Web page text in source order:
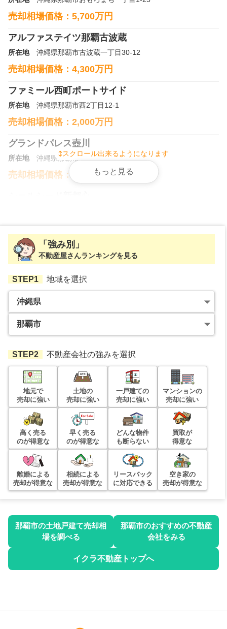
株式会社センターマウンテン
万円
ディアコート識名
株式会社TOKINO
4,400
Fステージ奥武山公園
専有面積:83
3,500万円
アルファステイツ那覇古波蔵
4,100万円
階数:9階 専有面積: ㎡
株式会社TOKINO
700 万円 2025年1月
寄宮市街地分譲住宅
階数:4階 専有面積:54㎡
ピタットハウス宜野湾店 大鏡建設株式会社
4,500万円
売却相場価格： 5,700万円
アルファステイツ那覇古波蔵
所在地 沖縄県那覇市古波蔵一丁目30-12
売却相場価格： 4,300万円
ファミール西町ポートサイド
所在地 沖縄県那覇市西2丁目12-1
売却相場価格： 2,000万円
グランドパレス壺川
所在地 沖縄県那覇市壺川1丁目12-5
売却相場価格： 万円
売却相場価格：1,600万円
ワイズシティ壺川ステーション
所在地 沖縄県那覇市壺川3丁目
売却相場価格：2,400
ピアアーバン小禄
所在地
売却相場価格：3,300万円
ワイズヴィラさつきヒルズ
所在地 沖縄県那覇市宇栄原3丁目9-20
売却相場価格： 3,400
サントピア首里石嶺
所在地 沖縄県那覇市首里石嶺町4丁目314
売却相場価格：2,700万円
サザンパレス樋川プラシード
所在地 沖縄県那覇市樋川1丁目18-64
売却相場価格：3,800万円
リュークスタワーザイースト
所在地 沖縄県那覇市おもろまち1-1-25
売却相場価格： 万円
ツインシャトー壺川
スクロール出来るようになります
もっと見る
「強み別」
不動産屋さんランキングを見る
STEP1 地域を選択
STEP2 不動産会社の強みを選択
地元で
売却に強い
土地の
売却に強い
一戸建ての
売却に強い
マンションの
売却に強い
高く売る
のが得意な
早く売る
のが得意な
どんな物件
も断らない
買取が
得意な
離婚による
売却が得意な
相続による
売却が得意な
リースバック
に対応できる
空き家の
売却が得意な
那覇市の土地戸建て売却相
場を調べる
那覇市のおすすめの不動産
会社をみる
イクラ不動産トップへ